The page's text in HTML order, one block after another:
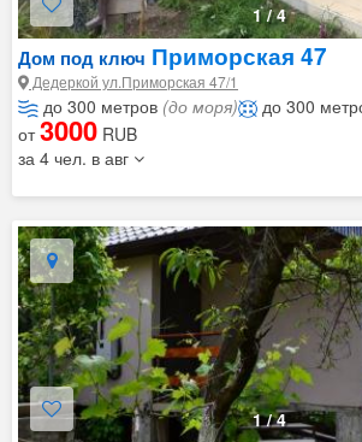
1/4
Дом под ключ Приморская 47
Дедеркой ул.Приморская 47/1
до 300 метров (до моря) до 300
от3000 RUB
за 4 чел. в авг
1/4